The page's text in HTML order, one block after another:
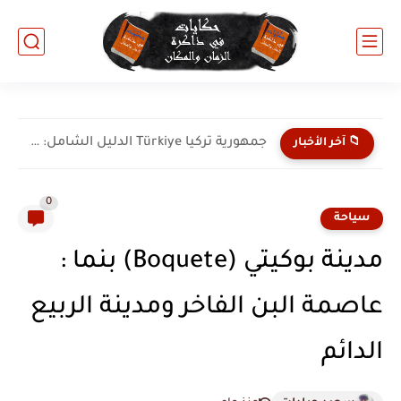
📁 آخر الأخبار جمهورية تركيا Türkiye الدليل الشامل: جسر الحضارات وعملاق الشرق الأوسط...
سياحة
0
مدينة بوكيتي (Boquete) بنما :
عاصمة البن الفاخر ومدينة الربيع
الدائم